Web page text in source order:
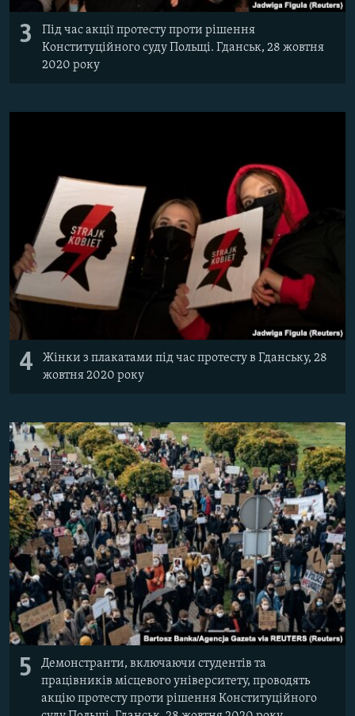
3
Під час акції протесту проти рішення
Конституційного суду Польщі. Гданськ, 28 жовтня
2020 року
4
Жінки з плакатами під час протесту в Гданську, 28
жовтня 2020 року
5
Демонстранти, включаючи студентів та
працівників місцевого університету, проводять
акцію протесту проти рішення Конституційного